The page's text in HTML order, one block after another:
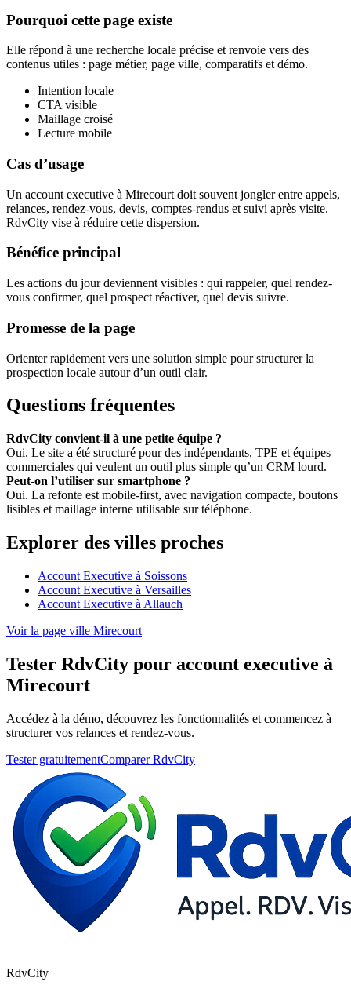
Pourquoi cette page existe
Elle répond à une recherche locale précise et renvoie vers des
contenus utiles : page métier, page ville, comparatifs et démo.
Intention locale
CTA visible
Maillage croisé
Lecture mobile
Cas d’usage
Un account executive à Mirecourt doit souvent jongler entre appels,
relances, rendez-vous, devis, comptes-rendus et suivi après visite.
RdvCity vise à réduire cette dispersion.
Bénéfice principal
Les actions du jour deviennent visibles : qui rappeler, quel rendez-
vous confirmer, quel prospect réactiver, quel devis suivre.
Promesse de la page
Orienter rapidement vers une solution simple pour structurer la
prospection locale autour d’un outil clair.
Questions fréquentes
RdvCity convient-il à une petite équipe ?
Oui. Le site a été structuré pour des indépendants, TPE et équipes
commerciales qui veulent un outil plus simple qu’un CRM lourd.
Peut-on l’utiliser sur smartphone ?
Oui. La refonte est mobile-first, avec navigation compacte, boutons
lisibles et maillage interne utilisable sur téléphone.
Explorer des villes proches
Account Executive à Soissons
Account Executive à Versailles
Account Executive à Allauch
Voir la page ville Mirecourt
Tester RdvCity pour account executive à
Mirecourt
Accédez à la démo, découvrez les fonctionnalités et commencez à
structurer vos relances et rendez-vous.
Tester gratuitementComparer RdvCity
RdvCity